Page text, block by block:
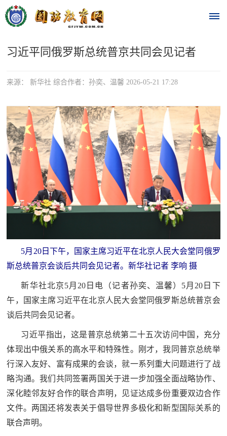
首
页
政
要
闻
时
要
热
点
踪
热
国
防
法
规
国
防
法
规
国
防
习近平同俄罗斯总统普京共同会见记者
来源： 新华社 综合作者：孙奕、温馨 2026-05-21 17:28
5月20日下午，国家主席习近平在北京人民大会堂同俄罗
斯总统普京会谈后共同会见记者。新华社记者 李响 摄
新华社北京5月20日电（记者孙奕、温馨）5月20日下
午，国家主席习近平在北京人民大会堂同俄罗斯总统普京会
谈后共同会见记者。
习近平指出，这是普京总统第二十五次访问中国，充分
体现出中俄关系的高水平和特殊性。刚才，我同普京总统举
行深入友好、富有成果的会谈，就一系列重大问题进行了战
略沟通。我们共同签署两国关于进一步加强全面战略协作、
深化睦邻友好合作的联合声明，见证达成多份重要双边合作
文件。两国还将发表关于倡导世界多极化和新型国际关系的
联合声明。